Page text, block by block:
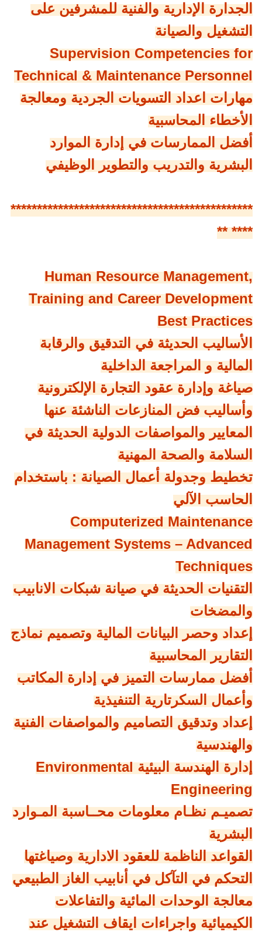
الجدارة الإدارية والفنية للمشرفين على
التشغيل والصيانة
Supervision Competencies for
Technical & Maintenance Personnel
مهارات اعداد التسويات الجردية ومعالجة
الأخطاء المحاسبية
أفضل الممارسات في إدارة الموارد
البشرية والتدريب والتطوير الوظيفي
**********************************************
**** **
Human Resource Management,
Training and Career Development
Best Practices
الأساليب الحديثة في التدقيق والرقابة
المالية و المراجعة الداخلية
صياغة وإدارة عقود التجارة الإلكترونية
وأساليب فض المنازعات الناشئة عنها
المعايير والمواصفات الدولية الحديثة في
السلامة والصحة المهنية
تخطيط وجدولة أعمال الصيانة : باستخدام
الحاسب الآلي
Computerized Maintenance
Management Systems – Advanced
Techniques
التقنيات الحديثة في صيانة شبكات الانابيب
والمضخات
إعداد وحصر البيانات المالية وتصميم نماذج
التقارير المحاسبية
أفضل ممارسات التميز في إدارة المكاتب
وأعمال السكرتارية التنفيذية
إعداد وتدقيق التصاميم والمواصفات الفنية
والهندسية
إدارة الهندسة البيئية Environmental
Engineering
تصميـم نظـام معلومات محــاسبة المـوارد
البشرية
القواعد الناظمة للعقود الادارية وصياغتها
التحكم في التآكل في أنابيب الغاز الطبيعي
معالجة الوحدات المائية والتفاعلات
الكيميائية واجراءات ايقاف التشغيل عند